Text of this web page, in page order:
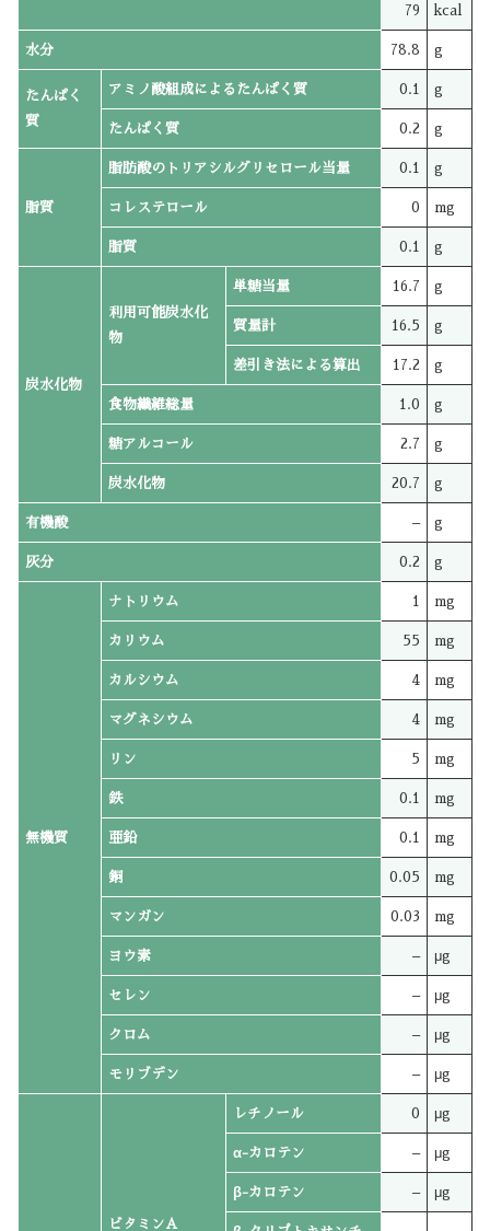
79 kcal
水分 78.8 g
たんぱく
質
アミノ酸組成によるたんぱく質 0.1 g
たんぱく質 0.2 g
脂質
脂肪酸のトリアシルグリセロール当量 0.1 g
コレステロール 0 mg
脂質 0.1 g
炭水化物
利用可能炭水化
物
単糖当量 16.7 g
質量計 16.5 g
差引き法による算出 17.2 g
食物繊維総量 1.0 g
糖アルコール 2.7 g
炭水化物 20.7 g
有機酸 – g
灰分 0.2 g
無機質
ナトリウム 1 mg
カリウム 55 mg
カルシウム 4 mg
マグネシウム 4 mg
リン 5 mg
鉄 0.1 mg
亜鉛 0.1 mg
銅 0.05 mg
マンガン 0.03 mg
ヨウ素 – μg
セレン – μg
クロム – μg
モリブデン – μg
ビタミンA
レチノール 0 μg
α-カロテン – μg
β-カロテン – μg